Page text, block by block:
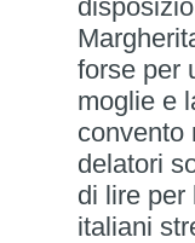
forse per
moglie e
convento
delatori
di lire per
italiani